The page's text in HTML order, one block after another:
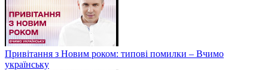
Привітання з Новим роком: типові помилки – Вчимо
українську